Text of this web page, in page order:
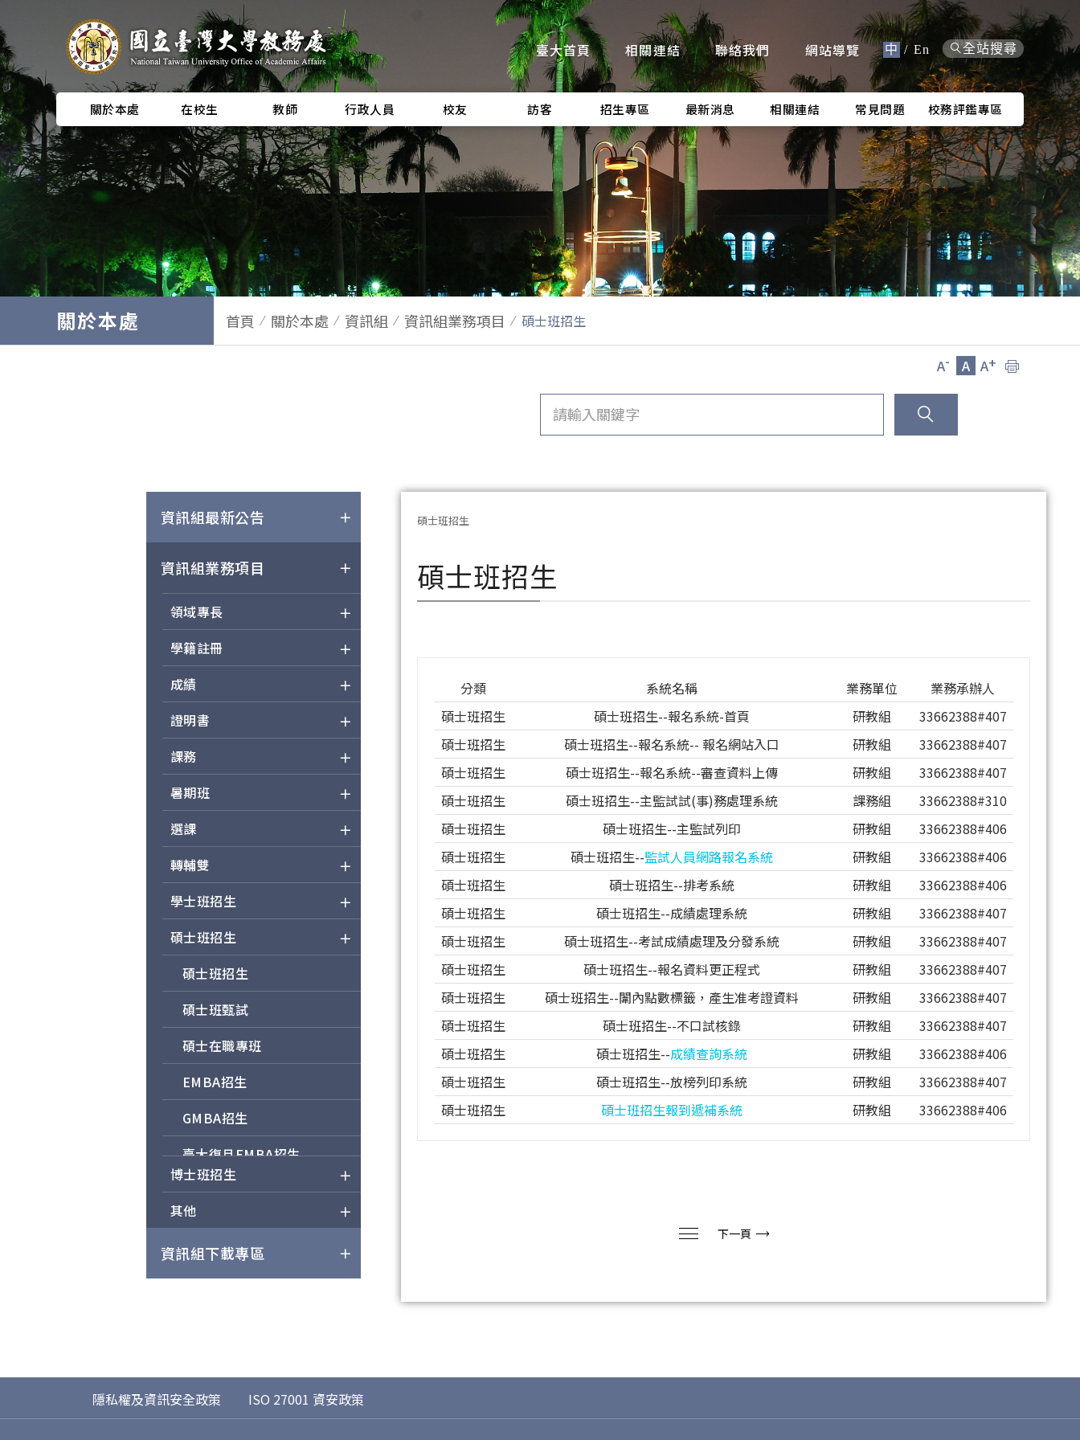
臺大首頁 相關連結 聯絡我們 網站導覽 中 / En 全站搜尋
關於本處 在校生 教師 行政人員 校友 訪客 招生專區 最新消息 相關連結 常見問題 校務評鑑專區
關於本處 首頁 關於本處 資訊組 資訊組業務項目 碩士班招生
A- A A+
資訊組最新公告
資訊組業務項目
領域專長
學籍註冊
成績
證明書
課務
暑期班
選課
轉輔雙
學士班招生
碩士班招生
碩士班招生
碩士班甄試
碩士在職專班
EMBA招生
GMBA招生
臺大復旦EMBA招生
博士班招生
其他
資訊組下載專區
碩士班招生
碩士班招生
分類 系統名稱 業務單位
業務承辦人
碩士班招生
碩士班招生--報名系統-首頁 研教組
33662388#407
碩士班招生
碩士班招生--報名系統-- 報名網站入口 研教組
33662388#407
碩士班招生
碩士班招生--報名系統--審查資料上傳 研教組
33662388#407
碩士班招生
碩士班招生--主監試試(事)務處理系統 課務組
33662388#310
碩士班招生
碩士班招生--主監試列印 研教組
33662388#406
碩士班招生
碩士班招生--監試人員網路報名系統 研教組
33662388#406
碩士班招生
碩士班招生--排考系統 研教組
33662388#406
碩士班招生
碩士班招生--成績處理系統 研教組
33662388#407
碩士班招生
碩士班招生--考試成績處理及分發系統 研教組
33662388#407
碩士班招生
碩士班招生--報名資料更正程式 研教組
33662388#407
碩士班招生
碩士班招生--闈內點數標籤，產生准考證資料 研教組
33662388#407
碩士班招生
碩士班招生--不口試核錄 研教組
33662388#407
碩士班招生
碩士班招生--成績查詢系統 研教組
33662388#406
碩士班招生
碩士班招生--放榜列印系統 研教組
33662388#407
碩士班招生
碩士班招生報到遞補系統 研教組 33662388#406
下一頁
隱私權及資訊安全政策 ISO 27001 資安政策